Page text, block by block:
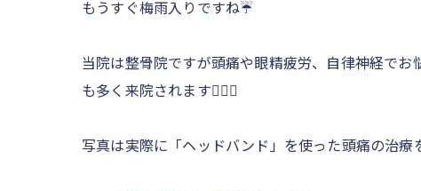
もうすぐ梅雨入りですね☔️
当院は整骨院ですが頭痛や眼精疲労、自律神経でお
も多く来院されます💁🏻‍♂️
写真は実際に「ヘッドバンド」を使った頭痛の治療